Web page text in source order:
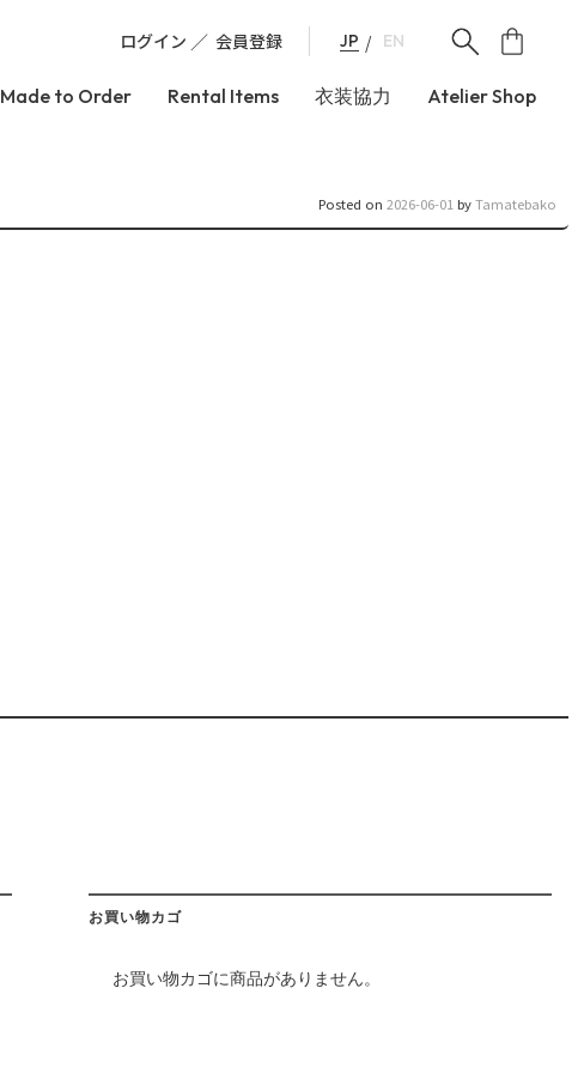
ログイン 会員登録 JP EN
Made to Order Rental Items 衣装協力 Atelier Shop
Posted on 2026-06-01 byTamatebako
お買い物カゴ
お買い物カゴに商品がありません。